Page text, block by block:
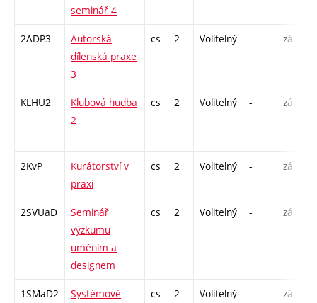
seminář 4
2ADP3
Autorská
dílenská praxe
3
cs 2 Volitelný - zá
KLHU2
Klubová hudba
2
cs 2 Volitelný - zá
2KvP
Kurátorství v
praxi
cs 2 Volitelný - zá
2SVUaD
Seminář
výzkumu
uměním a
designem
cs 2 Volitelný - zá
1SMaD2
Systémové
cs 2 Volitelný - zá